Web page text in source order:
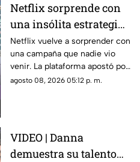
Netflix sorprende con
una insólita estrategia
para promocionar su
nuevo thriller
Netflix vuelve a sorprender con
una campaña que nadie vio
venir. La plataforma apostó por
una estrategia tan inusual
Descubre todos los detalles.
agosto 08, 2026 05:12 p. m.
VIDEO | Danna
demuestra su talento